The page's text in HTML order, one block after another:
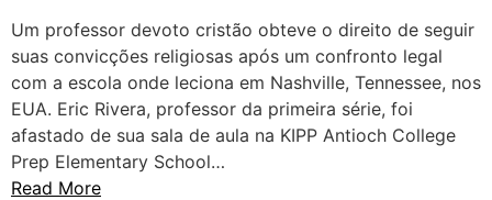
Um professor devoto cristão obteve o direito de seguir
suas convicções religiosas após um confronto legal
com a escola onde leciona em Nashville, Tennessee, nos
EUA. Eric Rivera, professor da primeira série, foi
afastado de sua sala de aula na KIPP Antioch College
Prep Elementary School…
Read More